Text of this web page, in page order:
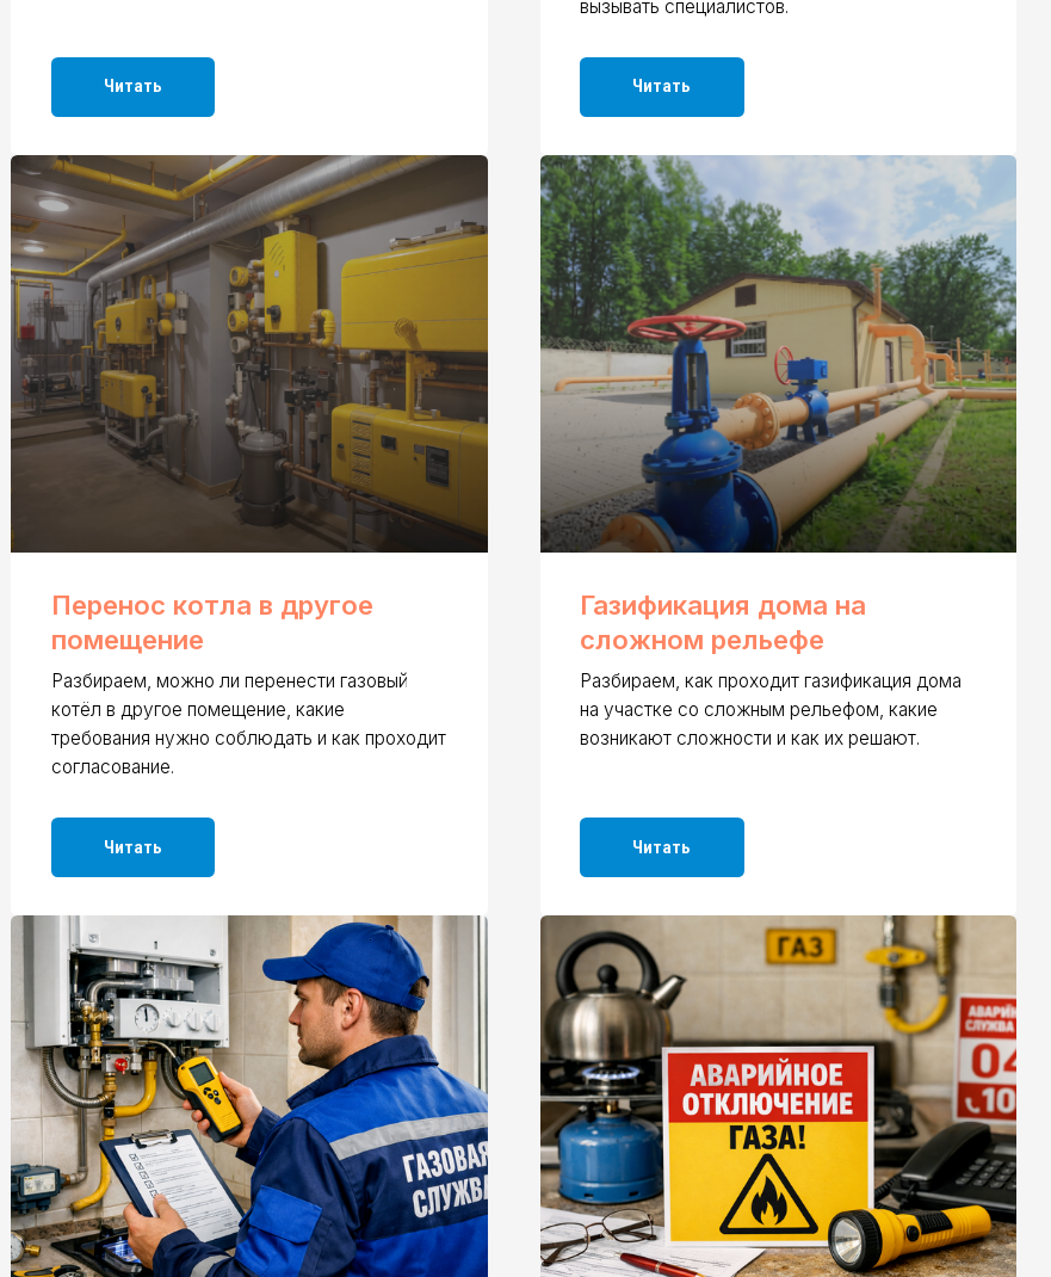
Перенос котла в другое
помещение
Разбираем, можно ли перенести газовый
котёл в другое помещение, какие
требования нужно соблюдать и как проходит
согласование.
Газификация дома на
сложном рельефе
Разбираем, как проходит газификация дома
на участке со сложным рельефом, какие
возникают сложности и как их решают.
Проверка газового
оборудования: как проходит
Разбираем, как проходит проверка газового
оборудования, что именно проверяют и к
чему готовиться собственнику.
Читать
Что делать при аварийном
отключении газа
Разбираем, что делать при аварийном
отключении газа, как правильно действовать
и когда обращаться в газовую службу.
Читать